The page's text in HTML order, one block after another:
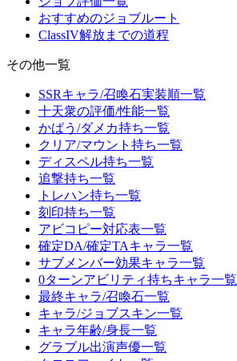
おすすめのジョブルート
ClassIV解放までの道程
その他一覧
SSRキャラ/召喚石実装順一覧
十天衆の評価/性能一覧
かばう/ダメカ持ち一覧
クリア/マウント持ち一覧
ディスペル持ち一覧
追撃持ち一覧
トレハン持ち一覧
刻印持ち一覧
アビコピー対応表一覧
確定DA/確定TAキャラ一覧
サブメンバー効果キャラ一覧
0ターンアビリティ持ちキャラ一覧
最終キャラ/召喚石一覧
キャラ/ジョブスキン一覧
キャラ年齢/身長一覧
グラブル出演声優一覧